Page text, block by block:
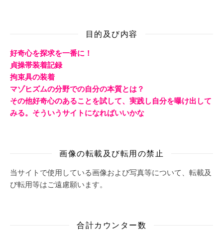
目的及び内容
好奇心を探求を一番に！
貞操帯装着記録
拘束具の装着
マゾヒズムの分野での自分の本質とは？
その他好奇心のあることを試して、実践し自分を曝け出して
みる。そういうサイトになればいいかな
画像の転載及び転用の禁止
当サイトで使用している画像および写真等について、転載及
び転用等はご遠慮願います。
合計カウンター数